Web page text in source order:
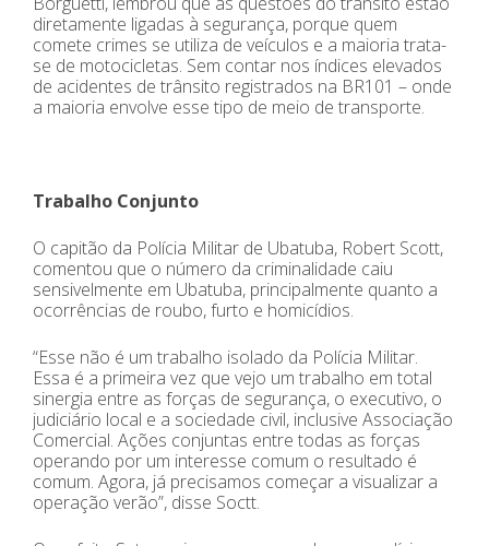
diretamente ligadas à segurança, porque quem
comete crimes se utiliza de veículos e a maioria trata-
se de motocicletas. Sem contar nos índices elevados
de acidentes de trânsito registrados na BR101 – onde
a maioria envolve esse tipo de meio de transporte.
Trabalho Conjunto
O capitão da Polícia Militar de Ubatuba, Robert Scott,
comentou que o número da criminalidade caiu
sensivelmente em Ubatuba, principalmente quanto a
ocorrências de roubo, furto e homicídios.
“Esse não é um trabalho isolado da Polícia Militar.
Essa é a primeira vez que vejo um trabalho em total
sinergia entre as forças de segurança, o executivo, o
judiciário local e a sociedade civil, inclusive Associação
Comercial. Ações conjuntas entre todas as forças
operando por um interesse comum o resultado é
comum. Agora, já precisamos começar a visualizar a
operação verão”, disse Soctt.